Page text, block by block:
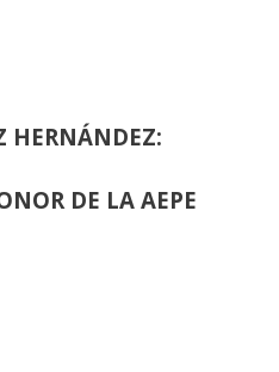
HERNÁNDEZ:
DE LA AEPE